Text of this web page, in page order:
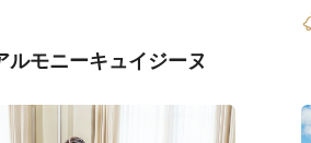
ルモニーキュイジーヌ